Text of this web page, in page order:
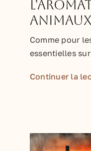
animaux
Comme pour
essentielles
Continuer la